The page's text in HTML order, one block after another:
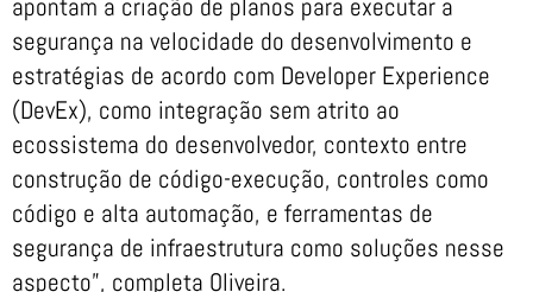
apontam a criação de planos para executar a
segurança na velocidade do desenvolvimento e
estratégias de acordo com Developer Experience
(DevEx), como integração sem atrito ao
ecossistema do desenvolvedor, contexto entre
construção de código-execução, controles como
código e alta automação, e ferramentas de
segurança de infraestrutura como soluções nesse
aspecto”, completa Oliveira.